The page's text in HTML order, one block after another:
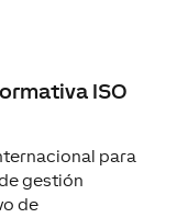
ISO
para
gestión
de